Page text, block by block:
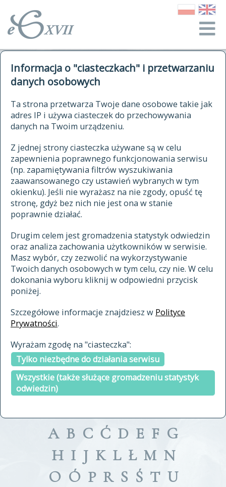
Informacja o "ciasteczkach" i przetwarzaniu
danych osobowych
Ta strona przetwarza Twoje dane osobowe takie jak
adres IP i używa ciasteczek do przechowywania
danych na Twoim urządzeniu.
Z jednej strony ciasteczka używane są w celu
zapewnienia poprawnego funkcjonowania serwisu
(np. zapamiętywania filtrów wyszukiwania
zaawansowanego czy ustawień wybranych w tym
okienku). Jeśli nie wyrażasz na nie zgody, opuść tę
stronę, gdyż bez nich nie jest ona w stanie
poprawnie działać.
Drugim celem jest gromadzenia statystyk odwiedzin
oraz analiza zachowania użytkowników w serwisie.
Masz wybór, czy zezwolić na wykorzystywanie
Twoich danych osobowych w tym celu, czy nie. W celu
dokonania wyboru kliknij w odpowiedni przycisk
poniżej.
Szczegółowe informacje znajdziesz w Polityce
Prywatności.
Wyrażam zgodę na "ciasteczka":
Tylko niezbędne do działania serwisu
Wszystkie (także służące gromadzeniu statystyk
odwiedzin)
autorzy Słownika
historia
publikacje
źródła
autorzy tekstów źródłowych
zasady opracowania
statystyki
najnowsze hasła
ostatnio zmodyfikowane hasła
materiały archiwalne
cytowanie
kontakt
kwerendy
jak cytować Słownik
ELEKTRONICZNY SŁOWNIK
JĘZYKA POLSKIEGO
XVII I XVIII WIEKU
znajdź hasła
zaczynające się od
indeksie
a fronte
a tergo
A B C Ć D E F G
H I J K L Ł M N
O Ó P R S Ś T U